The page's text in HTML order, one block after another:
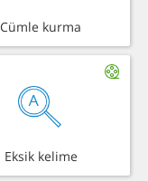
Cümle kurma
Eksik kelime